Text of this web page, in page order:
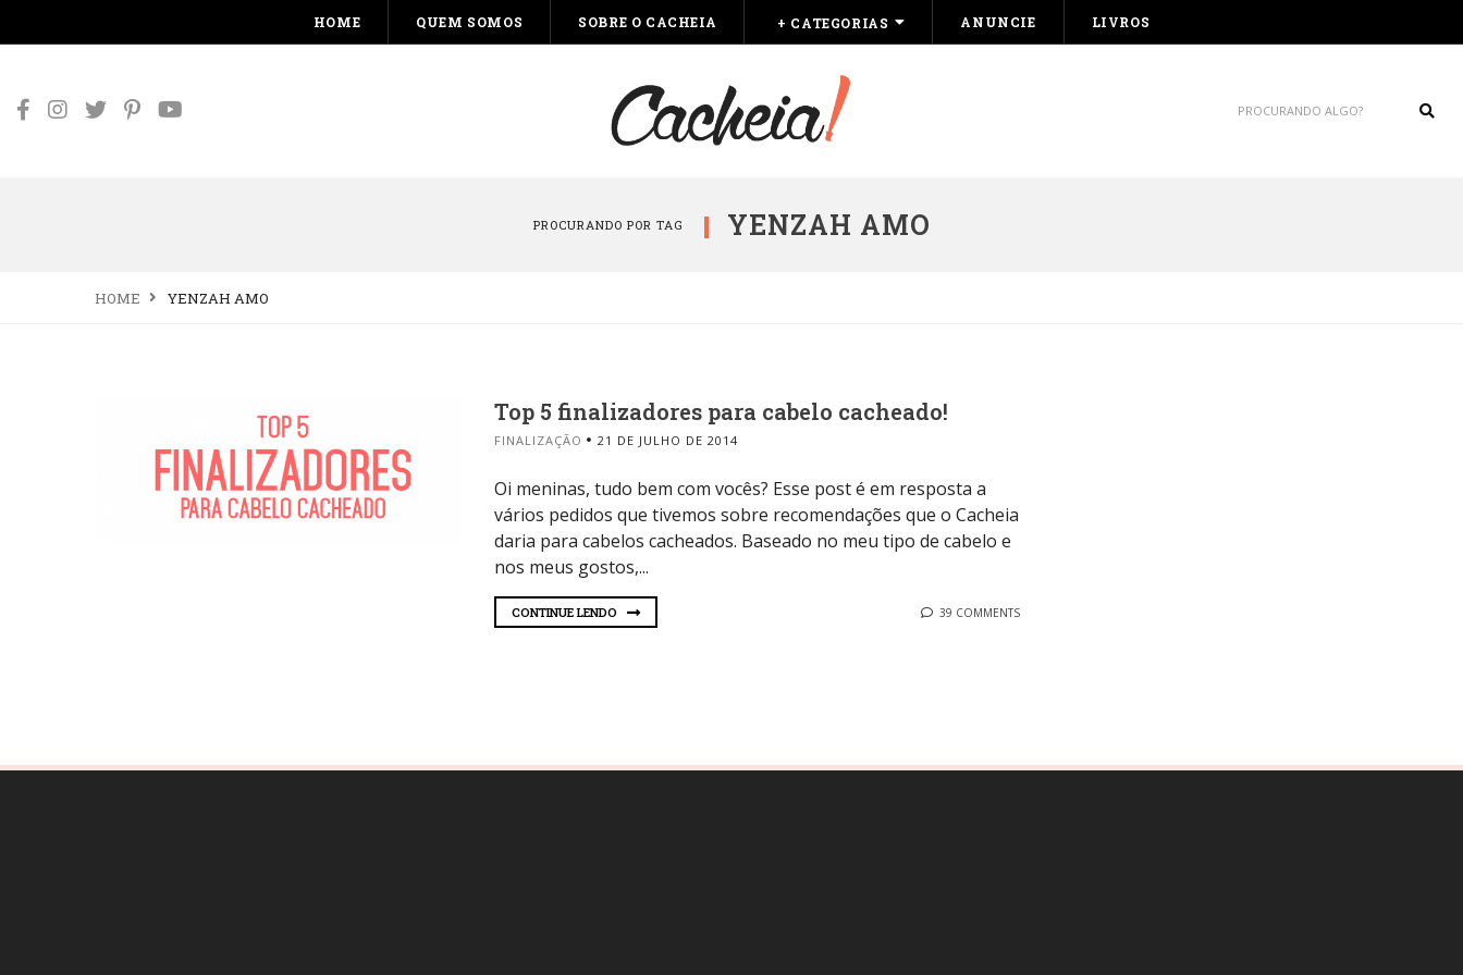
HOME QUEM SOMOS SOBRE O CACHEIA + CATEGORIAS ANUNCIE LIVROS
PROCURANDO POR TAG YENZAH AMO
HOME YENZAH AMO
Top 5 finalizadores para cabelo cacheado!
FINALIZAÇÃO 21 DE JULHO DE 2014
Oi meninas, tudo bem com vocês? Esse post é em resposta a
vários pedidos que tivemos sobre recomendações que o Cacheia
daria para cabelos cacheados. Baseado no meu tipo de cabelo e
nos meus gostos,...
CONTINUE LENDO 39 COMMENTS